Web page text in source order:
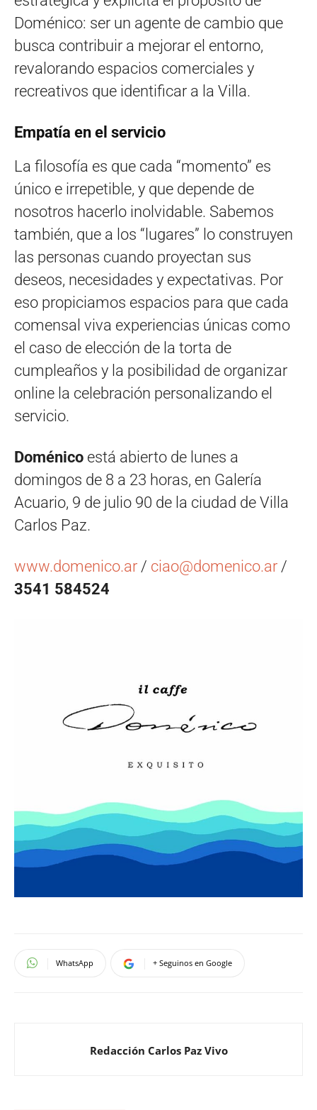
Doménico: ser un agente de cambio que
busca contribuir a mejorar el entorno,
revalorando espacios comerciales y
recreativos que identificar a la Villa.
Empatía en el servicio
La filosofía es que cada “momento” es
único e irrepetible, y que depende de
nosotros hacerlo inolvidable. Sabemos
también, que a los “lugares” lo construyen
las personas cuando proyectan sus
deseos, necesidades y expectativas. Por
eso propiciamos espacios para que cada
comensal viva experiencias únicas como
el caso de elección de la torta de
cumpleaños y la posibilidad de organizar
online la celebración personalizando el
servicio.
Doménico está abierto de lunes a
domingos de 8 a 23 horas, en Galería
Acuario, 9 de julio 90 de la ciudad de Villa
Carlos Paz.
www.domenico.ar / ciao@domenico.ar /
3541 584524
WhatsApp + Seguinos en Google
Redacción Carlos Paz Vivo